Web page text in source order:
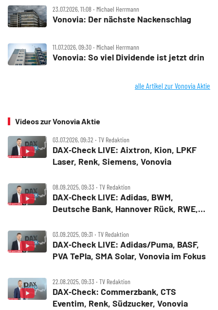
23.07.2026, 11:08 ‧ Michael Herrmann
Vonovia: Der nächste Nackenschlag
11.07.2026, 09:30 ‧ Michael Herrmann
Vonovia: So viel Dividende ist jetzt drin
alle Artikel zur Vonovia Aktie
Videos zur Vonovia Aktie
03.07.2026, 09:32 ‧ TV Redaktion
DAX‑Check LIVE: Aixtron, Kion, LPKF
Laser, Renk, Siemens, Vonovia
08.09.2025, 09:33 ‧ TV Redaktion
DAX‑Check LIVE: Adidas, BWM,
Deutsche Bank, Hannover Rück, RWE,
03.09.2025, 09:31 ‧ TV Redaktion
DAX‑Check LIVE: Adidas/Puma, BASF,
PVA TePla, SMA Solar, Vonovia im Fokus
22.08.2025, 09:33 ‧ TV Redaktion
DAX‑Check: Commerzbank, CTS
Eventim, Renk, Südzucker, Vonovia